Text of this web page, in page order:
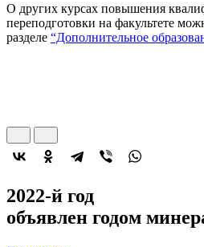
О других курсах повышения
переподготовки на факультете
разделе “Дополнительное
2022-й год
объявлен годом